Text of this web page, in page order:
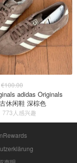
€100.00
adidas Originals
休闲鞋 深棕色
773人感兴趣